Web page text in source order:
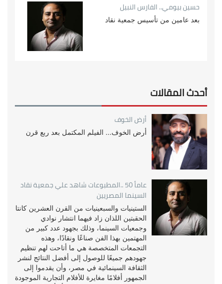
حسين بيومي.. الفارس النبيل
بعد عامين من تأسيس جمعية نقاد
أحدث المقالات
أرض الخوف
أرض الخوف... الفيلم المكتمل بعد ربع قرن
عامأ 50 ..المطبوعات شاهد علي جمعية نقاد
السينما المصريين
الستينيات والسبعينيات من القرن العشرين كانتا
الحقبتين اللذان زاد فيهما انتشار نوادي
وجمعيات السينما، وذلك بجهود عدد كبير من
المهتمين بهذا الفن صناعًا ونقادًا، وهذه
التجمعات المتخصصة هي ما أتاحت لهم تنظيم
جهودهم جميعًا للوصول إلى أفضل النتائج لنشر
الثقافة السينمائية في مصر، وأن يقدموا إلى
الجمهور أفلامًا مغايرة للأفلام التجارية الموجودة